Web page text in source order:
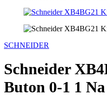
SCHNEIDER
Schneider
Buton 0-1 1 Na